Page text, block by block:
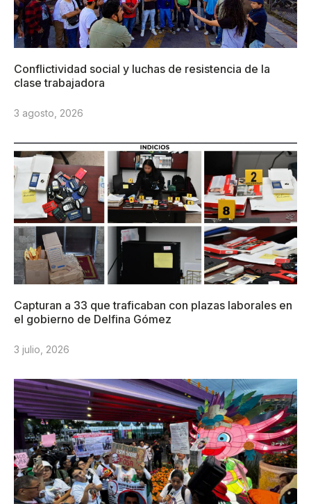
Conflictividad social y luchas de resistencia de la
clase trabajadora
3 agosto, 2026
Capturan a 33 que traficaban con plazas laborales en
el gobierno de Delfina Gómez
3 julio, 2026